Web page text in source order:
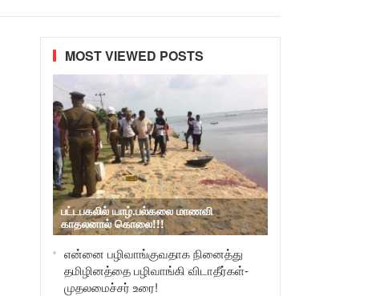
MOST VIEWED POSTS
பட்டபகலில் யாழ்.பல்கலை மாணவி
காதலனால் கொலை!!!
என்னை பழிவாங்குவதாக நினைத்து
தமிழினத்தை பழிவாங்கி விடாதீர்கள்-
முதலமைச்சர் உரை!